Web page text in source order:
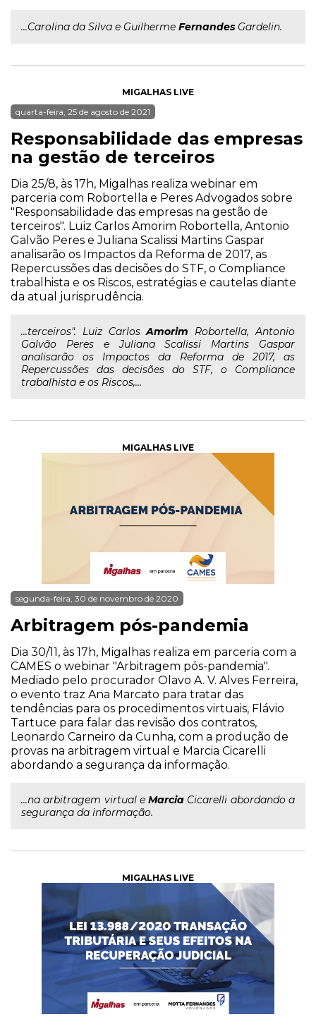
...Carolina da Silva e Guilherme Fernandes Gardelin.
MIGALHAS LIVE
quarta-feira, 25 de agosto de 2021
Responsabilidade das empresas
na gestão de terceiros
Dia 25/8, às 17h, Migalhas realiza webinar em
parceria com Robortella e Peres Advogados sobre
"Responsabilidade das empresas na gestão de
terceiros". Luiz Carlos Amorim Robortella, Antonio
Galvão Peres e Juliana Scalissi Martins Gaspar
analisarão os Impactos da Reforma de 2017, as
Repercussões das decisões do STF, o Compliance
trabalhista e os Riscos, estratégias e cautelas diante
da atual jurisprudência.
...terceiros". Luiz CarlosAmorim Robortella, Antonio
Galvão Peres e Juliana Scalissi Martins Gaspar
analisarão os Impactos da Reforma de 2017, as
Repercussões das decisões do STF, o Compliance
trabalhista e os Riscos,...
MIGALHAS LIVE
segunda-feira, 30 de novembro de 2020
Arbitragem pós-pandemia
Dia 30/11, às 17h, Migalhas realiza em parceria com a
CAMES o webinar "Arbitragem pós-pandemia".
Mediado pelo procurador Olavo A. V. Alves Ferreira,
o evento traz Ana Marcato para tratar das
tendências para os procedimentos virtuais, Flávio
Tartuce para falar das revisão dos contratos,
Leonardo Carneiro da Cunha, com a produção de
provas na arbitragem virtual e Marcia Cicarelli
abordando a segurança da informação.
...na arbitragem virtual eMarcia Cicarelli abordando a
segurança da informação.
MIGALHAS LIVE